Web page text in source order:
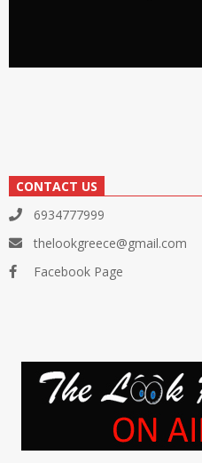
CONTACT US
6934777999
thelookgreece@gmail.com
Facebook Page